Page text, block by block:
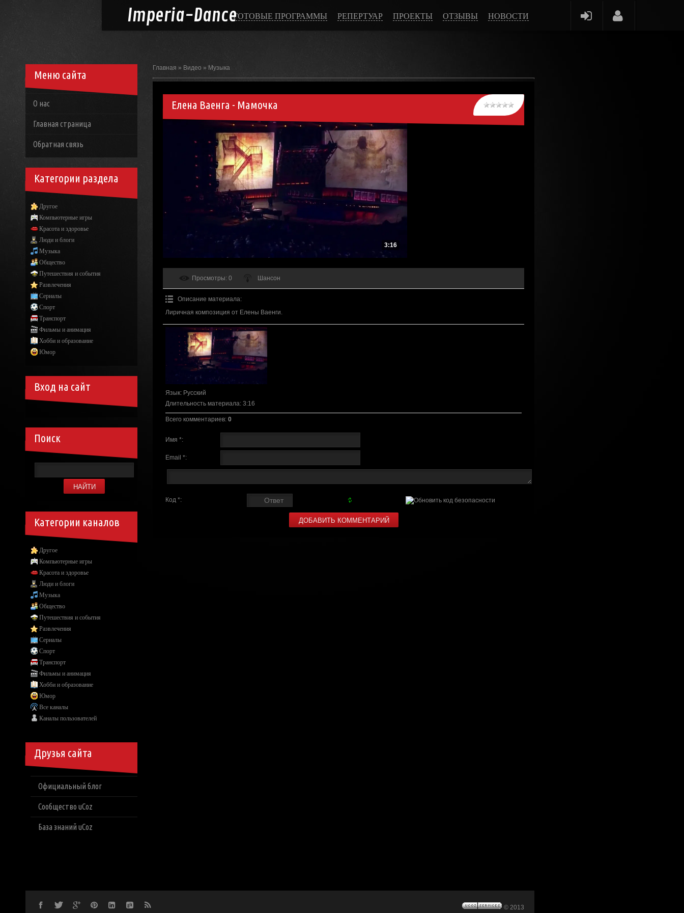
Imperia-DanceГОТОВЫЕ ПРОГРАММЫ РЕПЕРТУАР ПРОЕКТЫ ОТЗЫВЫ НОВОСТИ
Главная » Видео » Музыка
Елена Ваенга - Мамочка
3:16
Просмотры: 0 Шансон
Описание материала:
Лиричная композиция от Елены Ваенги.
Язык: Русский
Длительность материала: 3:16
Всего комментариев: 0
Имя *:
Email *:
Код *:
Меню сайта
О нас
Главная страница
Обратная связь
Категории раздела
Другое
Компьютерные игры
Красота и здоровье
Люди и блоги
Музыка
Общество
Путешествия и события
Развлечения
Сериалы
Спорт
Транспорт
Фильмы и анимация
Хобби и образование
Юмор
Вход на сайт
Поиск
Категории каналов
Другое
Компьютерные игры
Красота и здоровье
Люди и блоги
Музыка
Общество
Путешествия и события
Развлечения
Сериалы
Спорт
Транспорт
Фильмы и анимация
Хобби и образование
Юмор
Все каналы
Каналы пользователей
Друзья сайта
Официальный блог
Сообщество uCoz
База знаний uCoz
© 2013